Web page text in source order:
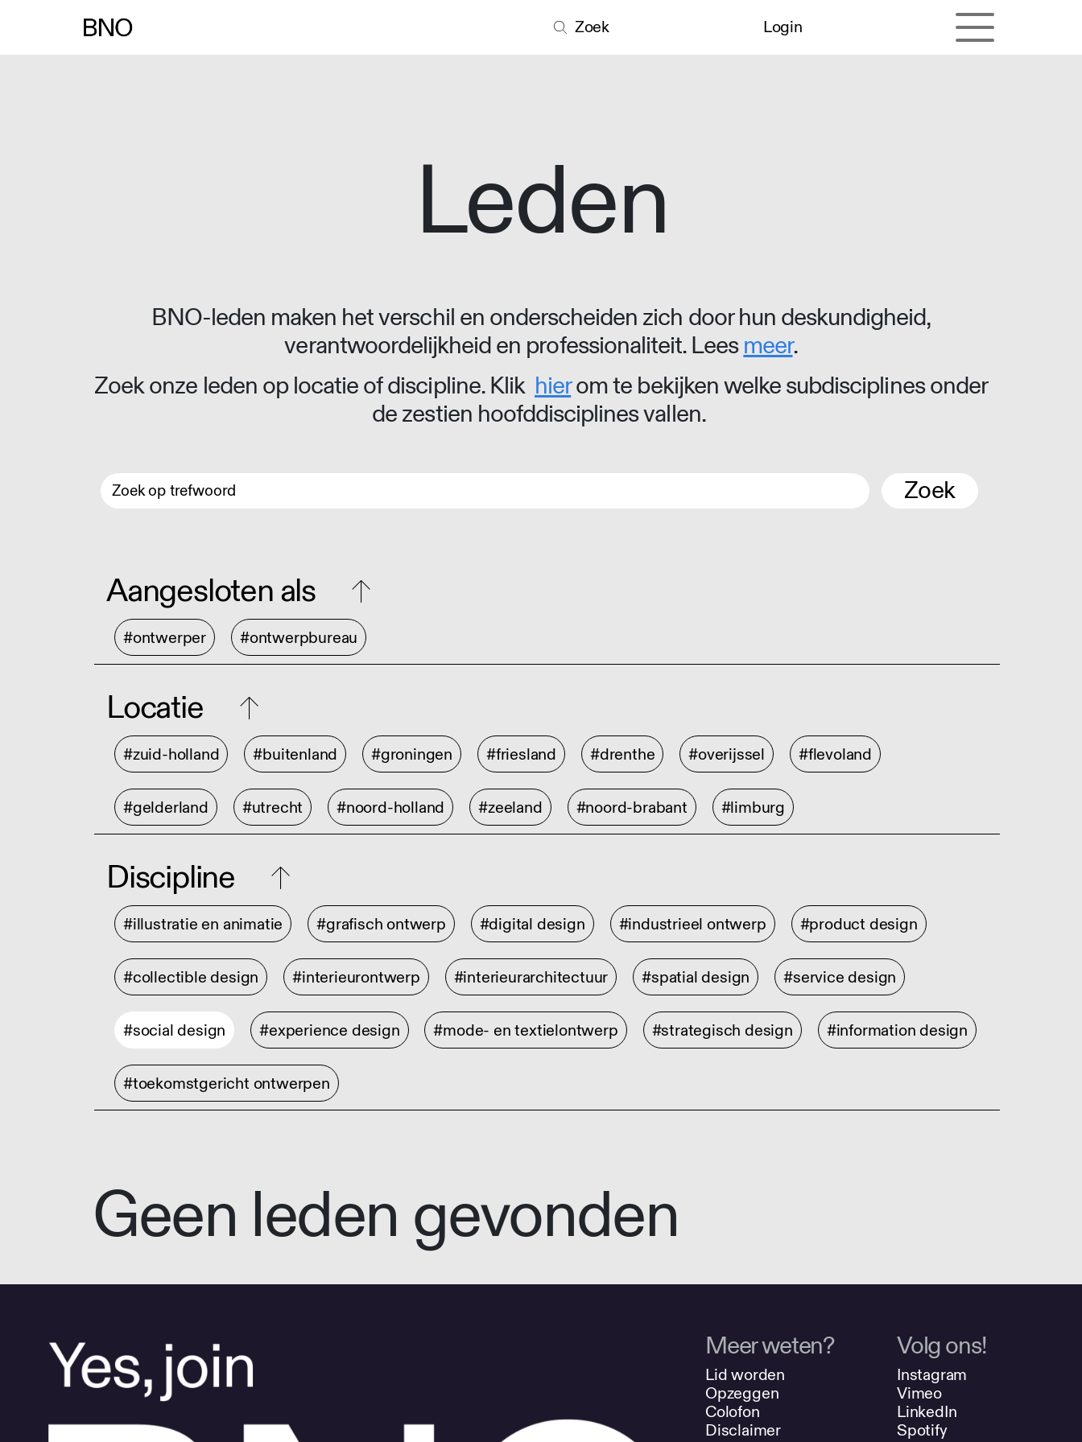
Zoek Login
Leden
BNO-leden maken het verschil en onderscheiden zich door hun deskundigheid,
verantwoordelijkheid en professionaliteit. Leesmeer.
Zoek onze leden op locatie of discipline. Klik hierom te bekijken welke subdisciplines onder
de zestien hoofddisciplines vallen.
Zoek
Aangesloten als
#ontwerper #ontwerpbureau
Locatie
#zuid-holland #buitenland #groningen #friesland #drenthe #overijssel #flevoland
#gelderland #utrecht #noord-holland #zeeland #noord-brabant #limburg
Discipline
#illustratie en animatie #grafisch ontwerp #digital design #industrieel ontwerp #product design
#collectible design #interieurontwerp #interieurarchitectuur #spatial design #service design
#social design #experience design #mode- en textielontwerp #strategisch design #information design
#toekomstgericht ontwerpen
Geen leden gevonden
Meer weten?
Lid worden
Opzeggen
Colofon
Disclaimer
Volg ons!
Instagram
Vimeo
LinkedIn
Spotify